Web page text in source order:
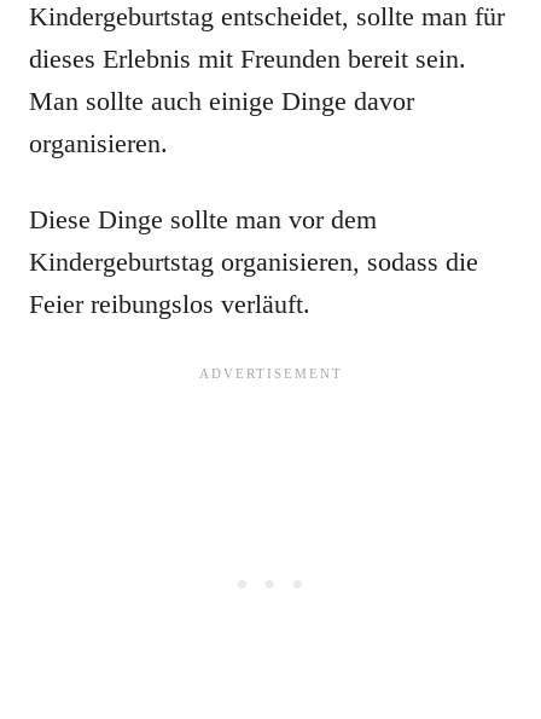
Kindergeburtstag entscheidet, sollte man für
dieses Erlebnis mit Freunden bereit sein.
Man sollte auch einige Dinge davor
organisieren.
Diese Dinge sollte man vor dem
Kindergeburtstag organisieren, sodass die
Feier reibungslos verläuft.